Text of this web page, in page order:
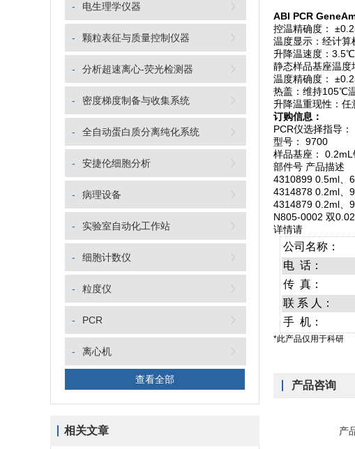
- 电生理学仪器
- 颗粒表征与质量控制仪器
- 分析超速离心-荧光检测器
- 密度梯度制备与收集系统
- 全自动蛋白质分离纯化系统
- 安捷伦细胞分析
- 病理设备
- 实验室自动化工作站
- 细胞计数仪
- 粒度仪
- PCR
- 离心机
查看全部
相关文章
ABI PCR
控温精确度：
温度显示：经计
升降温速度：
静态样品基座温
温度精确度：
热盖：维持105℃
升降温重现性：任
订购信息：
PCR仪选择指导：
型号： 9700
样品基座：
部件号 产品描述
4310899 0.5ml、
4314878 0.2ml、
4314879 0.2ml、
N805-0002 双
详情请
公司名称：
电 话：
传 真：
联 系 人：
手 机：
*此产品仅用于科研
产品咨询
产